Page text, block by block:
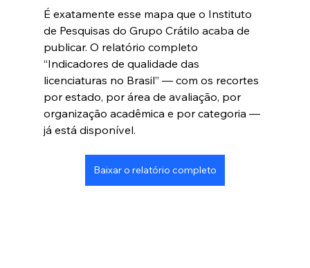
É exatamente esse mapa que o Instituto
de Pesquisas do Grupo Crátilo acaba de
publicar. O relatório completo
“Indicadores de qualidade das
licenciaturas no Brasil” — com os recortes
por estado, por área de avaliação, por
organização acadêmica e por categoria —
já está disponível.
Baixar o relatório completo